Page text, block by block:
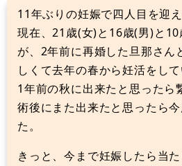
11年ぶりの妊娠で四人目を迎
現在、21歳(女)と16歳(男)と
が、2年前に再婚した旦那さん
しくて去年の春から妊活をし
1年前の秋に出来たと思ったら
術後にまた出来たと思ったら
た。
きっと、今まで妊娠したら当